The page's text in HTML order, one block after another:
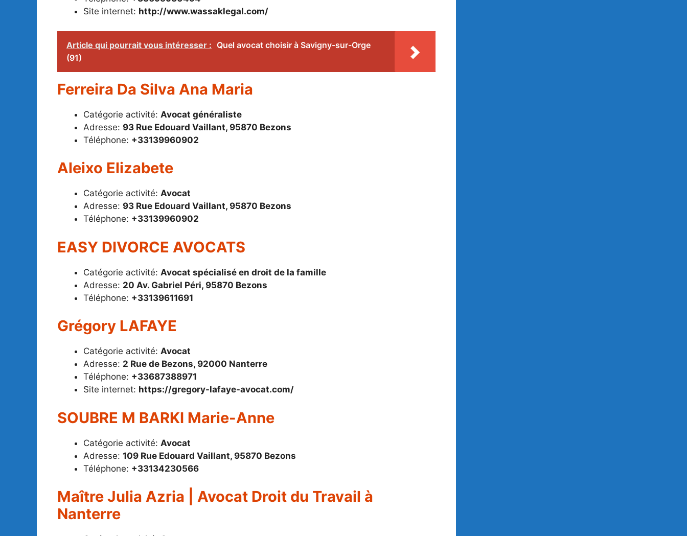
Site internet: http://www.wassaklegal.com/
Article qui pourrait vous intéresser : Quel avocat choisir à Savigny-sur-Orge
(91)
Ferreira Da Silva Ana Maria
Catégorie activité: Avocat généraliste
Adresse: 93 Rue Edouard Vaillant, 95870 Bezons
Téléphone: +33139960902
Aleixo Elizabete
Catégorie activité: Avocat
Adresse: 93 Rue Edouard Vaillant, 95870 Bezons
Téléphone: +33139960902
EASY DIVORCE AVOCATS
Catégorie activité: Avocat spécialisé en droit de la famille
Adresse: 20 Av. Gabriel Péri, 95870 Bezons
Téléphone: +33139611691
Grégory LAFAYE
Catégorie activité: Avocat
Adresse: 2 Rue de Bezons, 92000 Nanterre
Téléphone: +33687388971
Site internet: https://gregory-lafaye-avocat.com/
SOUBRE M BARKI Marie-Anne
Catégorie activité: Avocat
Adresse: 109 Rue Edouard Vaillant, 95870 Bezons
Téléphone: +33134230566
Maître Julia Azria | Avocat Droit du Travail à
Nanterre